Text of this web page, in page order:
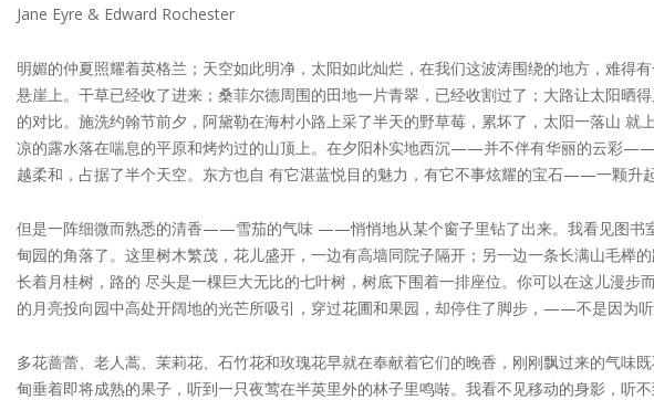
Jane Eyre & Edward Rochester
明媚的仲夏照耀着英格兰；天空如此明净，太阳如此灿烂，在我们这波涛围绕的地方，难
悬崖上。干草已经收了进来；桑菲尔德周围的田地一片青翠，已经收割过了；大路让太阳
的对比。施洗约翰节前夕，阿黛勒在海村小路上采了半天的野草莓，累坏了，太阳一落山
凉的露水落在喘息的平原和烤灼过的山顶上。在夕阳朴实地西沉——并不伴有华丽的云彩
越柔和，占据了半个天空。东方也自 有它湛蓝悦目的魅力，有它不事炫耀的宝石——一颗升
但是一阵细微而熟悉的清香——雪茄的气味 ——悄悄地从某个窗子里钻了出来。我看见图书
甸园的角落了。这里树木繁茂，花儿盛开，一边有高墙同院子隔开；另一边一条长满山毛榉
长着月桂树，路的 尽头是一棵巨大无比的七叶树，树底下围着一排座位。你可以在这儿漫
的月亮投向园中高处开阔地的光芒所吸引，穿过花圃和果园，却停住了脚步，——不是因为
多花蔷蕾、老人蒿、茉莉花、石竹花和玫瑰花早就在奉献着它们的晚香，刚刚飘过来的气
甸垂着即将成熟的果子，听到一只夜莺在半英里外的林子里鸣啭。我看不见移动的身影，